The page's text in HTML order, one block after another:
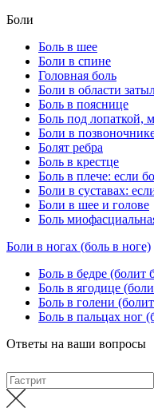
Боли
Боль в шее
Боли в спине
Головная боль
Боли в области
Боль в пояснице
Боль под лопаткой,
Боли в
Болят ребра
Боль в крестце
Боль в плече: если
Боли в суставах:
Боли в шее и голове
Боль
Боли в ногах (боль в ноге)
Боль в бедре (болит
Боль в ягодице
Боль в голени
Боль в пальцах ног
Ответы на ваши вопросы